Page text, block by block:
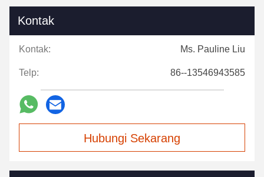
Kontak
Kontak: Ms. Pauline Liu
Telp: 86--13546943585
Hubungi Sekarang